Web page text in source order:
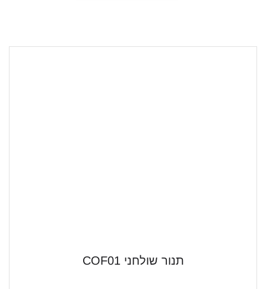
תנור שולחני COF01